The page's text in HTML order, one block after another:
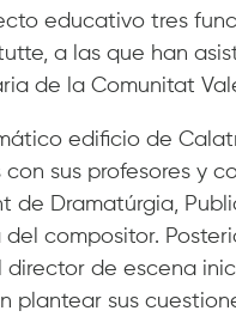
educativo tres
a las que han
de la Comunitat
edificio de
sus profesores y
Dramatúrgia,
compositor.
de escena
plantear sus